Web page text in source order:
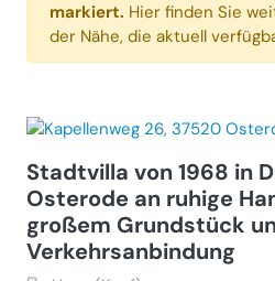
markiert. Hier finden Sie
der Nähe, die aktuell
Stadtvilla von 1968 in
Osterode an ruhige
großem Grundstück
Verkehrsanbindung